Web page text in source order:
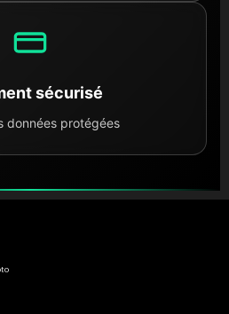
sécurisé
données protégées